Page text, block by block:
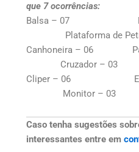
que 7 ocorrências:
Balsa – 07
Plataforma de
Canhoneira –
Cruzador – 03
Cliper – 06
Monitor – 03
Caso tenha sugestões
interessantes entre em